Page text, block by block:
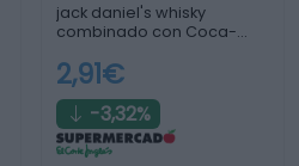
jack daniel's whisky
combinado con Coca-
2,91€
-3,32%